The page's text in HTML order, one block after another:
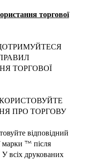
торгової
ТОРГОВОЇ
ПРО ТОРГОВУ
відповідний
марки ™ після
всіх друкованих